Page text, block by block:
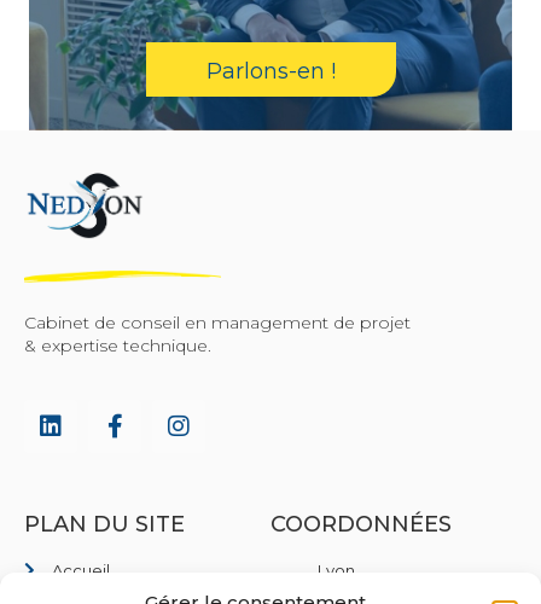
Parlons-en !
Cabinet de conseil en management de projet
& expertise technique.
PLAN DU SITE
Accueil
COORDONNÉES
Lyon
35 Rue de Marseille,